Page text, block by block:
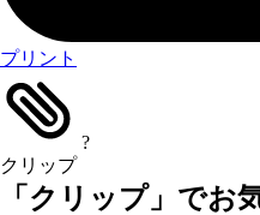
プリント
クリップ
?
「クリップ」でお